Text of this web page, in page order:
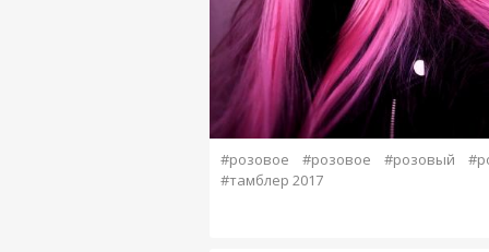
#розовое #розовое #розовый
#тамблер 2017